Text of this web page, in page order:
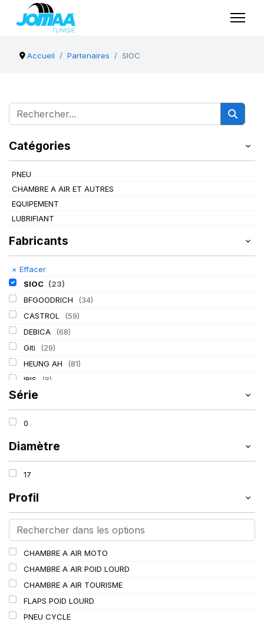
Accueil Partenaires SIOC
Catégories
PNEU
CHAMBRE A AIR ET AUTRES
EQUIPEMENT
LUBRIFIANT
Fabricants
× Effacer
SIOC (23)
BFGOODRICH
(34)
CASTROL
(59)
DEBICA
(68)
Giti
(29)
HEUNG AH
(81)
IRIS
(8)
ITALMATIC
KLEBER (116)
LASSA
LING LONG
MICHELIN (345)
MITAS
Mondolfo ferro
SCHRADER (24)
SPEEDWAYS (64)
STICA (3)
TIGAR (24)
Série
0
Diamètre
17
Profil
CHAMBRE A AIR MOTO
CHAMBRE A AIR POID LOURD
CHAMBRE A AIR TOURISME
FLAPS POID LOURD
PNEU CYCLE